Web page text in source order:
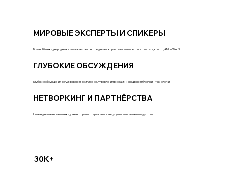
30K+
МИРОВЫЕ ЭКСПЕРТЫ И СПИКЕРЫ
Более 20 международных и локальных экспертов делятся практическим опытом в финтехе, крипто, AML и Web3
ГЛУБОКИЕ ОБСУЖДЕНИЯ
Глубокие обсуждения регулирования, комплаенса, управления рисками и внедрения блокчейн-технологий
НЕТВОРКИНГ И ПАРТНЁРСТВА
Новые деловые связи между инвесторами, стартапами и ведущими компаниями индустрии